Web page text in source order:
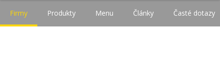
Firmy Produkty Menu Články Časté dotazy